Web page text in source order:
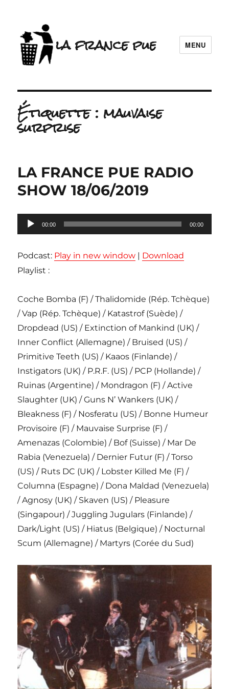
la france pue MENU
Étiquette : mauvaise
surprise
LA FRANCE PUE RADIO
SHOW 18/06/2019
Lecteur
audio
00:00 00:00
Podcast: Play in new window | Download
Playlist :
Coche Bomba (F) / Thalidomide (Rép. Tchèque)
/ Vap (Rép. Tchèque) / Katastrof (Suède) /
Dropdead (US) / Extinction of Mankind (UK) /
Inner Conflict (Allemagne) / Bruised (US) /
Primitive Teeth (US) / Kaaos (Finlande) /
Instigators (UK) / P.R.F. (US) / PCP (Hollande) /
Ruinas (Argentine) / Mondragon (F) / Active
Slaughter (UK) / Guns N’ Wankers (UK) /
Bleakness (F) / Nosferatu (US) / Bonne Humeur
Provisoire (F) / Mauvaise Surprise (F) /
Amenazas (Colombie) / Bof (Suisse) / Mar De
Rabia (Venezuela) / Dernier Futur (F) / Torso
(US) / Ruts DC (UK) / Lobster Killed Me (F) /
Columna (Espagne) / Dona Maldad (Venezuela)
/ Agnosy (UK) / Skaven (US) / Pleasure
(Singapour) / Juggling Jugulars (Finlande) /
Dark/Light (US) / Hiatus (Belgique) / Nocturnal
Scum (Allemagne) / Martyrs (Corée du Sud)